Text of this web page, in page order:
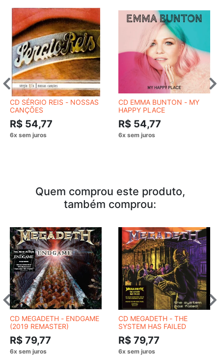
CD SÉRGIO REIS - NOSSAS
CANÇÕES
R$ 54,77
CD EMMA BUNTON - MY
HAPPY PLACE
R$ 54,77
Quem comprou este produto,
também comprou:
CD MEGADETH - ENDGAME
(2019 REMASTER)
R$ 79,77
CD MEGADETH - THE
SYSTEM HAS FAILED
R$ 79,77